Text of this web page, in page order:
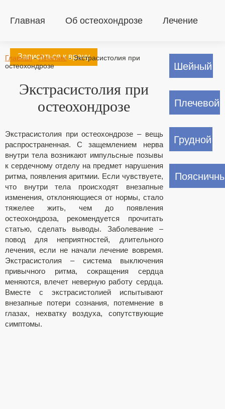
Главная Об остеохондрозе Лечение
Записаться к врачу
Главная - Лечение - Экстрасистолия при
остеохондрозе
Экстрасистолия при
остеохондрозе
Экстрасистолия при остеохондрозе – вещь
распространенная. С защемлением нерва
внутри тела возникают импульсные позывы
к сердечному отделу на предмет нарушения
ритма, появления аритмии. Если чувствуете,
что внутри тела происходят внезапные
изменения, отклоняющиеся от нормы, стало
тяжелее жить, чем до появления
остеохондроза, рекомендуется прочитать
статью, сделать выводы. Заболевание –
повод для неприятностей, длительного
лечения, если не начали лечение вовремя.
Экстрасистолия – система выключения
привычного ритма, сокращения сердца
меняются, влечет неверную работу сердца.
Вместе с экстрасистолией испытывают
внезапные потери сознания, потемнение в
глазах, нехватку воздуха, сопутствующие
симптомы.
Шейный
Плечевой
Грудной